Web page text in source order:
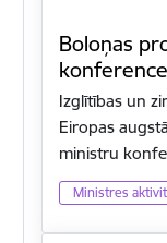
Boloņas
konference
Izglītības un
Eiropas
ministru
Ministres